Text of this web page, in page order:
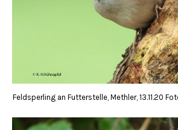
Feldsperling an Futterstelle, Methler, 13.11.20